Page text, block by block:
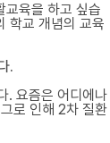
교육을 하고 싶습
학교 개념의 교육
.
. 요즘은 어디에나
로 인해 2차 질환